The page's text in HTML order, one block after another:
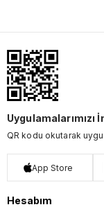
Uygulamalarımızı
QR kodu okutarak
App Store
Hesabım